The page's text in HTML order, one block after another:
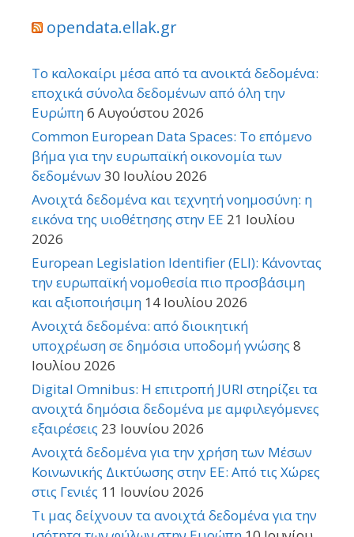
opendata.ellak.gr
Το καλοκαίρι μέσα από τα ανοικτά δεδομένα:
εποχικά σύνολα δεδομένων από όλη την
Ευρώπη6 Αυγούστου 2026
Common European Data Spaces: Το επόμενο
βήμα για την ευρωπαϊκή οικονομία των
δεδομένων 30 Ιουλίου 2026
Ανοιχτά δεδομένα και τεχνητή νοημοσύνη: η
εικόνα της υιοθέτησης στην ΕΕ 21 Ιουλίου
2026
European Legislation Identifier (ELI): Κάνοντας
την ευρωπαϊκή νομοθεσία πιο προσβάσιμη
και αξιοποιήσιμη 14 Ιουλίου 2026
Ανοιχτά δεδομένα: από διοικητική
υποχρέωση σε δημόσια υποδομή γνώσης 8
Ιουλίου 2026
Digital Omnibus: Η επιτροπή JURI στηρίζει τα
ανοιχτά δημόσια δεδομένα με αμφιλεγόμενες
εξαιρέσεις 23 Ιουνίου 2026
Ανοιχτά δεδομένα για την χρήση των Μέσων
Κοινωνικής Δικτύωσης στην ΕΕ: Από τις Χώρες
στις Γενιές 11 Ιουνίου 2026
Τι μας δείχνουν τα ανοιχτά δεδομένα για την